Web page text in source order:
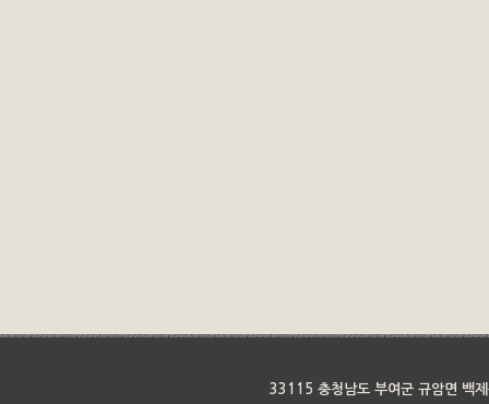
33115 충청남도 부여군 규암면 백